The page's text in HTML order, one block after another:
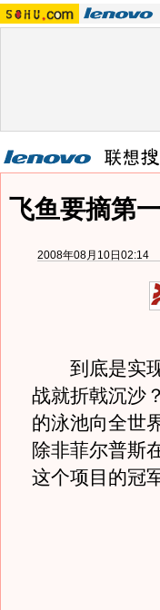
飞鱼要摘第
2008年08月10日02:14
到底是实现
战就折戟沉沙
的泳池向全世
除非菲尔普斯
这个项目的冠军